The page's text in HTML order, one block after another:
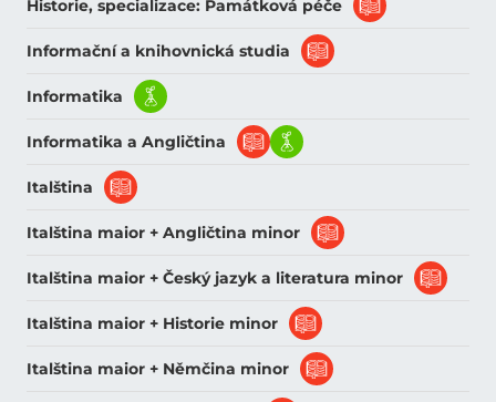
Historie, specializace: Památková péče
Informační a knihovnická studia
Informatika
Informatika a Angličtina
Italština
Italština maior + Angličtina minor
Italština maior + Český jazyk a literatura minor
Italština maior + Historie minor
Italština maior + Němčina minor